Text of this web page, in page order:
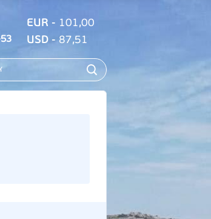
EUR - 101,00
USD - 87,51